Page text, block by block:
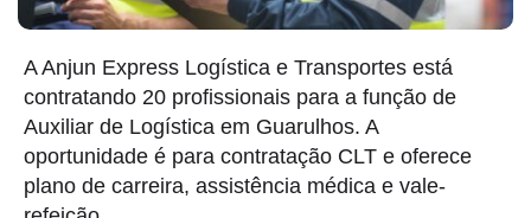
A Anjun Express Logística e Transportes está
contratando 20 profissionais para a função de
Auxiliar de Logística em Guarulhos. A
oportunidade é para contratação CLT e oferece
plano de carreira, assistência médica e vale-